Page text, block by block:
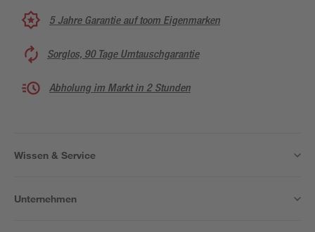
5 Jahre Garantie auf toom Eigenmarken
Sorglos, 90 Tage Umtauschgarantie
Abholung im Markt in 2 Stunden
Wissen & Service
Unternehmen